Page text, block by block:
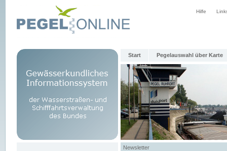
Hilfe
Start Pegelauswahl über Karte
Newsletter